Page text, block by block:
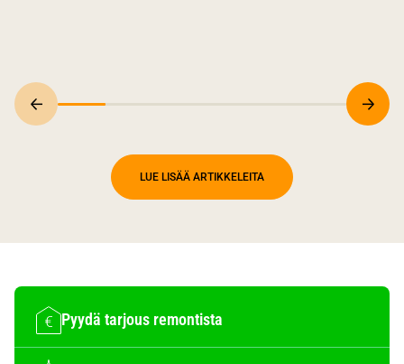
LUE LISÄÄ ARTIKKELEITA
Pyydä tarjous remontista